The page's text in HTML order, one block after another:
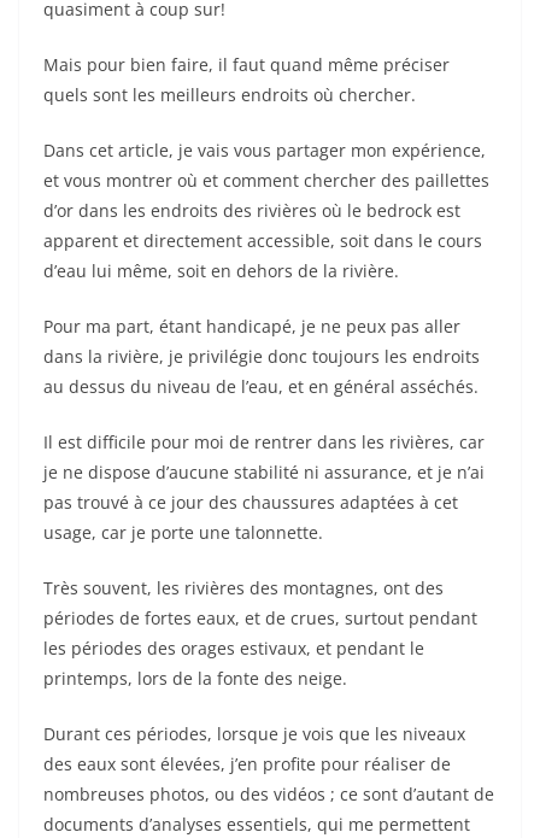
quasiment à coup sur!
Mais pour bien faire, il faut quand même préciser
quels sont les meilleurs endroits où chercher.
Dans cet article, je vais vous partager mon expérience,
et vous montrer où et comment chercher des paillettes
d’or dans les endroits des rivières où le bedrock est
apparent et directement accessible, soit dans le cours
d’eau lui même, soit en dehors de la rivière.
Pour ma part, étant handicapé, je ne peux pas aller
dans la rivière, je privilégie donc toujours les endroits
au dessus du niveau de l’eau, et en général asséchés.
Il est difficile pour moi de rentrer dans les rivières, car
je ne dispose d’aucune stabilité ni assurance, et je n’ai
pas trouvé à ce jour des chaussures adaptées à cet
usage, car je porte une talonnette.
Très souvent, les rivières des montagnes, ont des
périodes de fortes eaux, et de crues, surtout pendant
les périodes des orages estivaux, et pendant le
printemps, lors de la fonte des neige.
Durant ces périodes, lorsque je vois que les niveaux
des eaux sont élevées, j’en profite pour réaliser de
nombreuses photos, ou des vidéos ; ce sont d’autant de
documents d’analyses essentiels, qui me permettent